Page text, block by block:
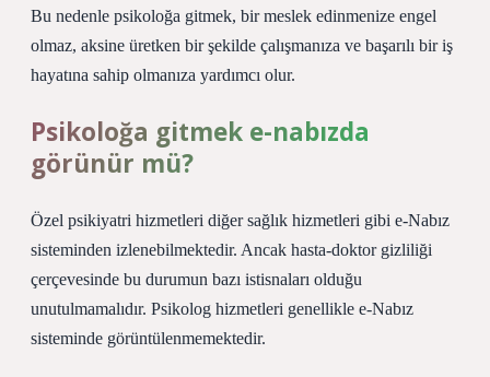
Bu nedenle psikoloğa gitmek, bir meslek edinmenize engel
olmaz, aksine üretken bir şekilde çalışmanıza ve başarılı bir iş
hayatına sahip olmanıza yardımcı olur.
Psikoloğa gitmek e-nabızda
görünür mü?
Özel psikiyatri hizmetleri diğer sağlık hizmetleri gibi e-Nabız
sisteminden izlenebilmektedir. Ancak hasta-doktor gizliliği
çerçevesinde bu durumun bazı istisnaları olduğu
unutulmamalıdır. Psikolog hizmetleri genellikle e-Nabız
sisteminde görüntülenmemektedir.